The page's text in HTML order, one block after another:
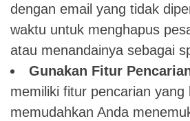
dengan email yang tidak
waktu untuk menghapus
atau menandainya sebagai
Gunakan Fitur
memiliki fitur pencarian yang
memudahkan Anda